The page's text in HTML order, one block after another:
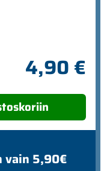
4,90 €
vain 5,90€